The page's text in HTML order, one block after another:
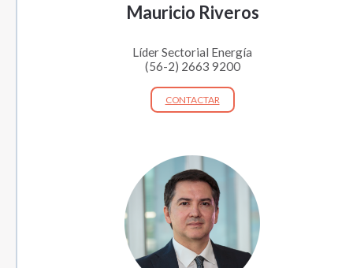
Mauricio Riveros
Líder Sectorial Energía
(56-2) 2663 9200
CONTACTAR